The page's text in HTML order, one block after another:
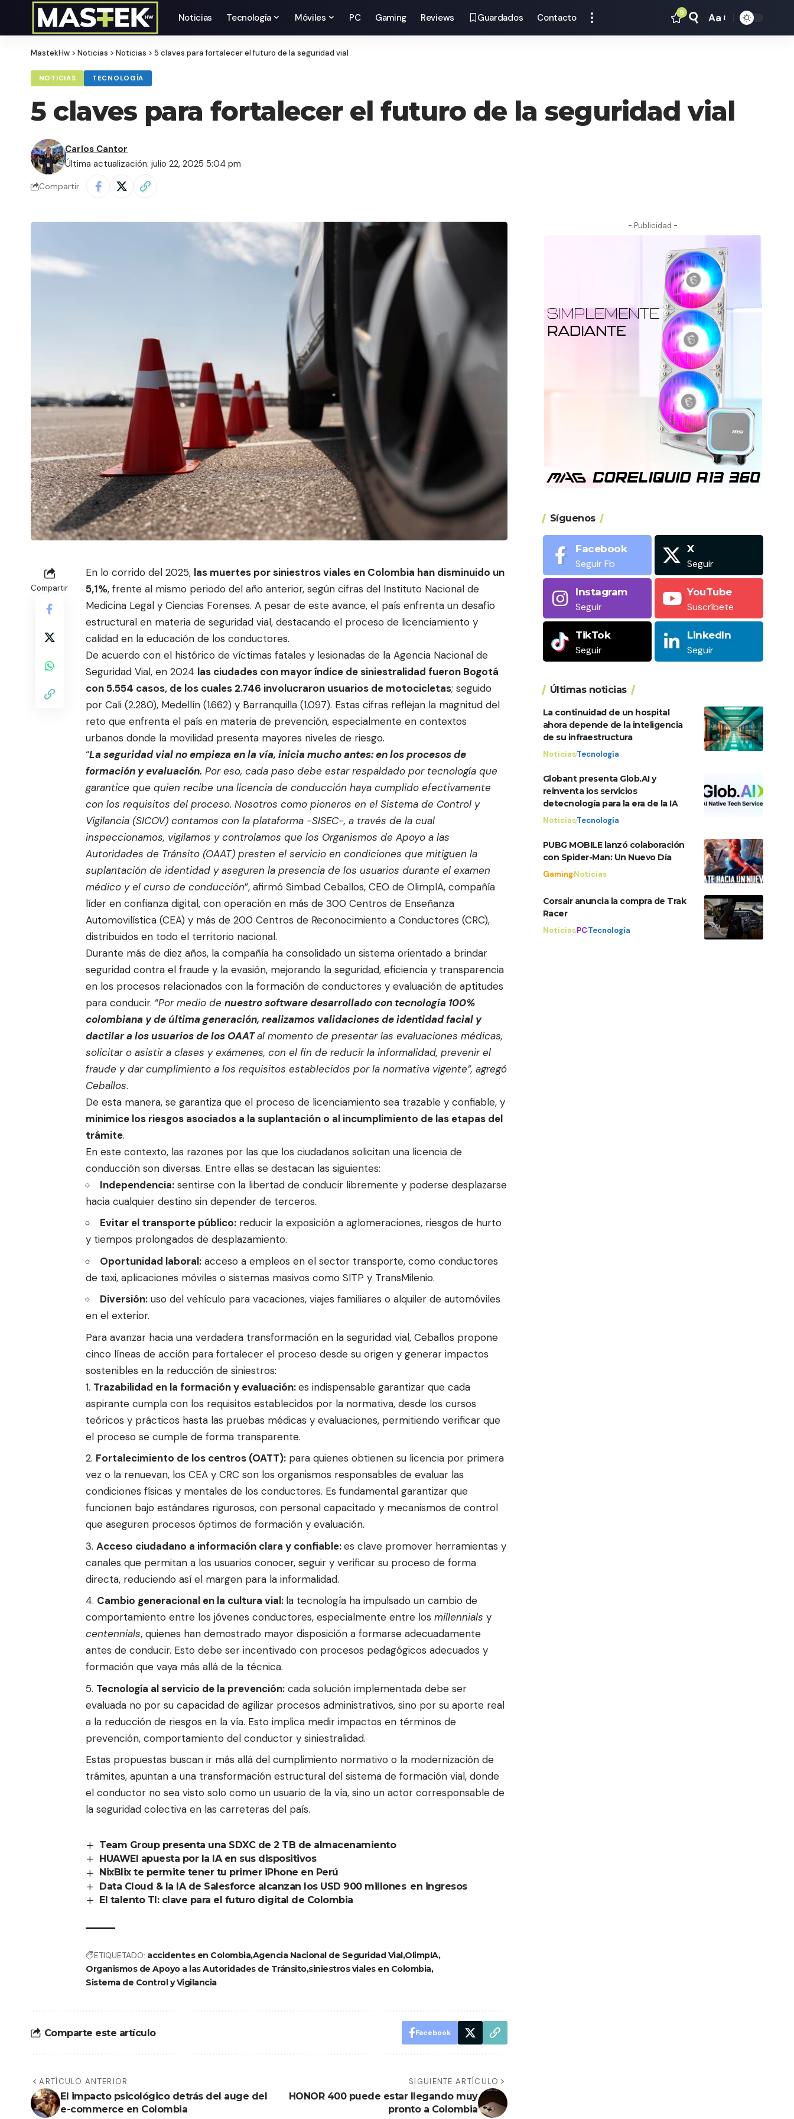
Noticias Tecnología Móviles PC Gaming Reviews Guardados Contacto 9
Tamaño
Aa
MastekHw > Noticias > Noticias > 5 claves para fortalecer el futuro de la seguridad vial
NOTICIAS TECNOLOGÍA
5 claves para fortalecer el futuro de la seguridad vial
Última actualización: julio 22, 2025 5:04 pm
Carlos Cantor
Compartir
Compartir
En lo corrido del 2025, las muertes por siniestros viales en Colombia han disminuido un
5,1%, frente al mismo periodo del año anterior, según cifras del Instituto Nacional de
Medicina Legal y Ciencias Forenses. A pesar de este avance, el país enfrenta un desafío
estructural en materia de seguridad vial, destacando el proceso de licenciamiento y
calidad en la educación de los conductores.
De acuerdo con el histórico de víctimas fatales y lesionadas de la Agencia Nacional de
Seguridad Vial, en 2024 las ciudades con mayor índice de siniestralidad fueron Bogotá
con 5.554 casos, de los cuales 2.746 involucraron usuarios de motocicletas; seguido
por Cali (2.280), Medellín (1.662) y Barranquilla (1.097). Estas cifras reflejan la magnitud del
reto que enfrenta el país en materia de prevención, especialmente en contextos
urbanos donde la movilidad presenta mayores niveles de riesgo.
“La seguridad vial no empieza en la vía, inicia mucho antes: en los procesos de
formación y evaluación. Por eso, cada paso debe estar respaldado por tecnología que
garantice que quien recibe una licencia de conducción haya cumplido efectivamente
con los requisitos del proceso. Nosotros como pioneros en el Sistema de Control y
Vigilancia (SICOV) contamos con la plataforma -SISEC-, a través de la cual
inspeccionamos, vigilamos y controlamos que los Organismos de Apoyo a las
Autoridades de Tránsito (OAAT) presten el servicio en condiciones que mitiguen la
suplantación de identidad y aseguren la presencia de los usuarios durante el examen
médico y el curso de conducción”, afirmó Simbad Ceballos, CEO de OlimpIA, compañía
líder en confianza digital, con operación en más de 300 Centros de Enseñanza
Automovilística (CEA) y más de 200 Centros de Reconocimiento a Conductores (CRC),
distribuidos en todo el territorio nacional.
Durante más de diez años, la compañía ha consolidado un sistema orientado a brindar
seguridad contra el fraude y la evasión, mejorando la seguridad, eficiencia y transparencia
en los procesos relacionados con la formación de conductores y evaluación de aptitudes
para conducir. “Por medio de nuestro software desarrollado con tecnología 100%
colombiana y de última generación, realizamos validaciones de identidad facial y
dactilar a los usuarios de los OAATal momento de presentar las evaluaciones médicas,
solicitar o asistir a clases y exámenes, con el fin de reducir la informalidad, prevenir el
fraude y dar cumplimiento a los requisitos establecidos por la normativa vigente”, agregó
Ceballos.
De esta manera, se garantiza que el proceso de licenciamiento sea trazable y confiable, y
minimice los riesgos asociados a la suplantación o al incumplimiento de las etapas del
trámite.
En este contexto, las razones por las que los ciudadanos solicitan una licencia de
conducción son diversas. Entre ellas se destacan las siguientes:
Independencia: sentirse con la libertad de conducir libremente y poderse desplazarse
hacia cualquier destino sin depender de terceros.
Evitar el transporte público: reducir la exposición a aglomeraciones, riesgos de hurto
y tiempos prolongados de desplazamiento.
Oportunidad laboral: acceso a empleos en el sector transporte, como conductores
de taxi, aplicaciones móviles o sistemas masivos como SITP y TransMilenio.
Diversión: uso del vehículo para vacaciones, viajes familiares o alquiler de automóviles
en el exterior.
Para avanzar hacia una verdadera transformación en la seguridad vial, Ceballos propone
cinco líneas de acción para fortalecer el proceso desde su origen y generar impactos
sostenibles en la reducción de siniestros:
Trazabilidad en la formación y evaluación:es indispensable garantizar que cada
aspirante cumpla con los requisitos establecidos por la normativa, desde los cursos
teóricos y prácticos hasta las pruebas médicas y evaluaciones, permitiendo verificar que
el proceso se cumple de forma transparente.
Fortalecimiento de los centros (OATT): para quienes obtienen su licencia por primera
vez o la renuevan, los CEA y CRC son los organismos responsables de evaluar las
condiciones físicas y mentales de los conductores. Es fundamental garantizar que
funcionen bajo estándares rigurosos, con personal capacitado y mecanismos de control
que aseguren procesos óptimos de formación y evaluación.
Acceso ciudadano a información clara y confiable:es clave promover herramientas y
canales que permitan a los usuarios conocer, seguir y verificar su proceso de forma
directa, reduciendo así el margen para la informalidad.
Cambio generacional en la cultura vial: la tecnología ha impulsado un cambio de
comportamiento entre los jóvenes conductores, especialmente entre los millennials y
centennials, quienes han demostrado mayor disposición a formarse adecuadamente
antes de conducir. Esto debe ser incentivado con procesos pedagógicos adecuados y
formación que vaya más allá de la técnica.
Tecnología al servicio de la prevención: cada solución implementada debe ser
evaluada no por su capacidad de agilizar procesos administrativos, sino por su aporte real
a la reducción de riesgos en la vía. Esto implica medir impactos en términos de
prevención, comportamiento del conductor y siniestralidad.
Estas propuestas buscan ir más allá del cumplimiento normativo o la modernización de
trámites, apuntan a una transformación estructural del sistema de formación vial, donde
el conductor no sea visto solo como un usuario de la vía, sino un actor corresponsable de
la seguridad colectiva en las carreteras del país.
Team Group presenta una SDXC de 2 TB de almacenamiento
HUAWEI apuesta por la IA en sus dispositivos
NixBlix te permite tener tu primer iPhone en Perú
Data Cloud & la IA de Salesforce alcanzan los USD 900 millones en ingresos
El talento TI: clave para el futuro digital de Colombia
ETIQUETADO: accidentes en ColombiaAgencia Nacional de Seguridad VialOlimpIA
Organismos de Apoyo a las Autoridades de Tránsitosiniestros viales en Colombia
Sistema de Control y Vigilancia
Comparte este artículo Facebook
ARTÍCULO ANTERIOR
El impacto psicológico detrás del auge del
e-commerce en Colombia
SIGUIENTE ARTÍCULO
HONOR 400 puede estar llegando muy
pronto a Colombia
- Publicidad -
Síguenos
Facebook
Seguir Fb
X
Seguir
Instagram
Seguir
YouTube
Suscríbete
TikTok
Seguir
LinkedIn
Seguir
Últimas noticias
La continuidad de un hospital
ahora depende de la inteligencia
de su infraestructura
NoticiasTecnología
Globant presenta Glob.AI y
reinventa los servicios
detecnología para la era de la IA
NoticiasTecnología
PUBG MOBILE lanzó colaboración
con Spider-Man: Un Nuevo Día
GamingNoticias
Corsair anuncia la compra de Trak
Racer
NoticiasPCTecnología